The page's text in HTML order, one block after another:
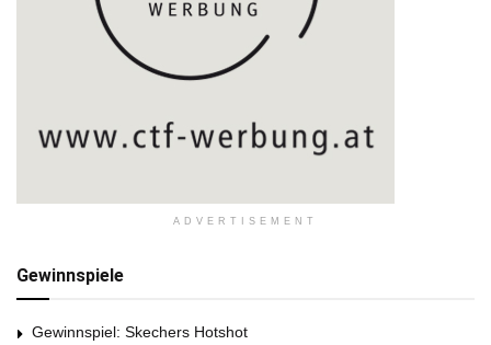
ADVERTISEMENT
Gewinnspiele
Gewinnspiel: Skechers Hotshot